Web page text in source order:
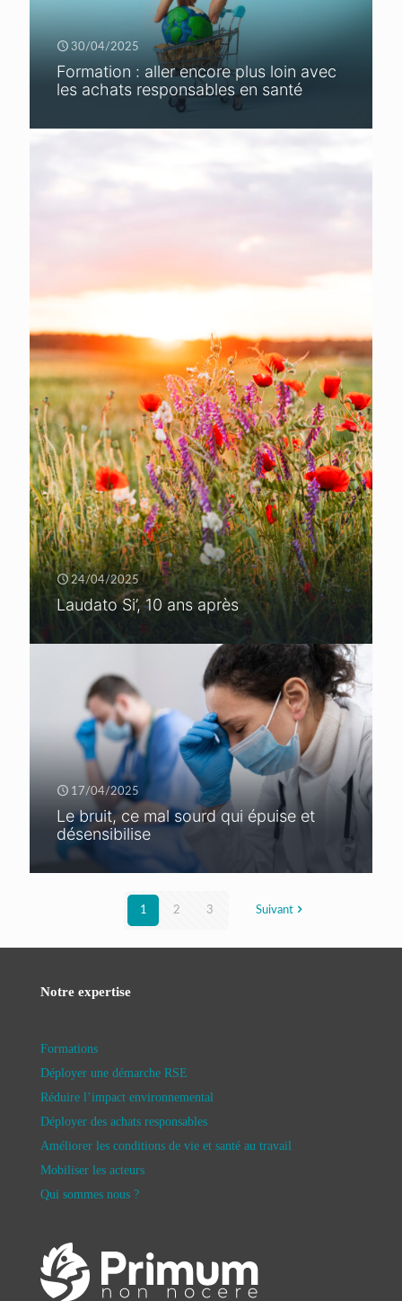
30/04/2025
Formation : aller encore plus loin avec
les achats responsables en santé
24/04/2025
Laudato Si’, 10 ans après
17/04/2025
Le bruit, ce mal sourd qui épuise et
désensibilise
1 2 3 Suivant
Notre expertise
Formations
Déployer une démarche RSE
Réduire l’impact environnemental
Déployer des achats responsables
Améliorer les conditions de vie et santé au travail
Mobiliser les acteurs
Qui sommes nous ?